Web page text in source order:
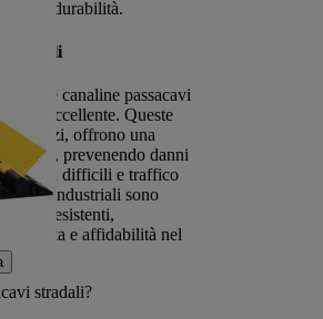
e durabilità.
le canaline passacavi
eccellente. Queste
prezzi, offrono una
i cavi, prevenendo danni
difficili e traffico
industriali sono
e resistenti,
durata e affidabilità nel
stradali?